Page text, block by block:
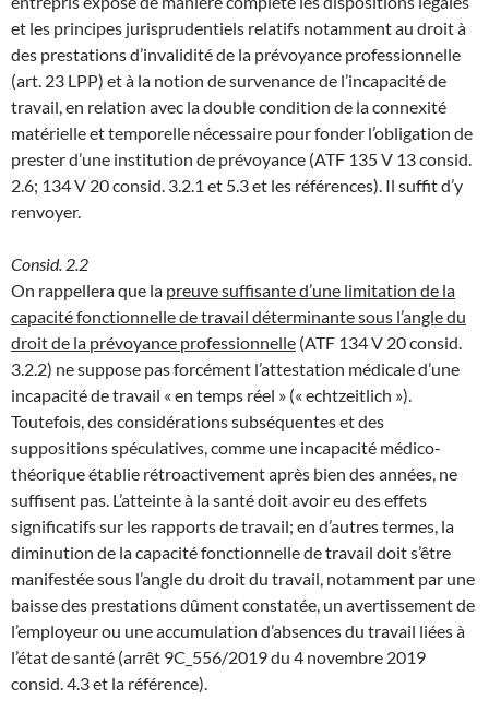
et les principes jurisprudentiels relatifs notamment au droit à
des prestations d’invalidité de la prévoyance professionnelle
(art. 23 LPP) et à la notion de survenance de l’incapacité de
travail, en relation avec la double condition de la connexité
matérielle et temporelle nécessaire pour fonder l’obligation de
prester d’une institution de prévoyance (ATF 135 V 13 consid.
2.6; 134 V 20 consid. 3.2.1 et 5.3 et les références). Il suffit d’y
renvoyer.
Consid. 2.2
On rappellera que la preuve suffisante d’une limitation de la
capacité fonctionnelle de travail déterminante sous l’angle du
droit de la prévoyance professionnelle (ATF 134 V 20 consid.
3.2.2) ne suppose pas forcément l’attestation médicale d’une
incapacité de travail « en temps réel » (« echtzeitlich »).
Toutefois, des considérations subséquentes et des
suppositions spéculatives, comme une incapacité médico-
théorique établie rétroactivement après bien des années, ne
suffisent pas. L’atteinte à la santé doit avoir eu des effets
significatifs sur les rapports de travail; en d’autres termes, la
diminution de la capacité fonctionnelle de travail doit s’être
manifestée sous l’angle du droit du travail, notamment par une
baisse des prestations dûment constatée, un avertissement de
l’employeur ou une accumulation d’absences du travail liées à
l’état de santé (arrêt 9C_556/2019 du 4 novembre 2019
consid. 4.3 et la référence).